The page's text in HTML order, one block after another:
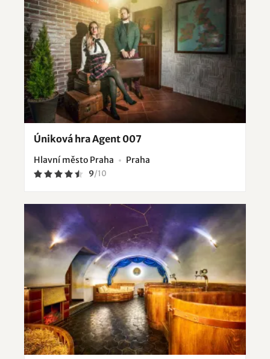
Úniková hra Agent 007
Hlavní město Praha Praha
9/10